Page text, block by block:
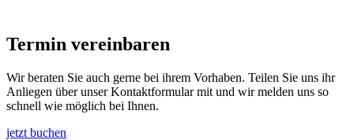
Termin vereinbaren
Wir beraten Sie auch gerne bei ihrem Vorhaben. Teilen Sie uns ihr
Anliegen über unser Kontaktformular mit und wir melden uns so
schnell wie möglich bei Ihnen.
jetzt buchen